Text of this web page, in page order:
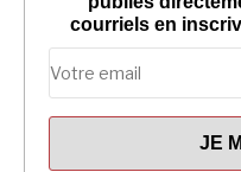
courriels en